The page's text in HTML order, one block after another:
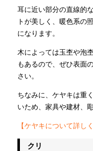
耳に近い部分の直線的
トが美しく、暖色系の
になります。
木によっては玉杢や泡
もあるので、ぜひ表面
さい。
ちなみに、ケヤキは重
いため、家具や建材、
【ケヤキについて詳し
クリ